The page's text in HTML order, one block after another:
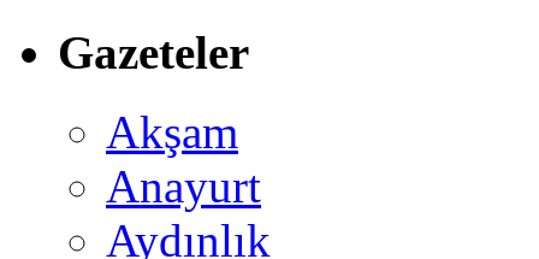
Gazeteler
Akşam
Anayurt
Aydınlık